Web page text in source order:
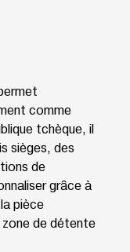
comme
tchèque, il
sièges, des
de
grâce à
pièce
de détente